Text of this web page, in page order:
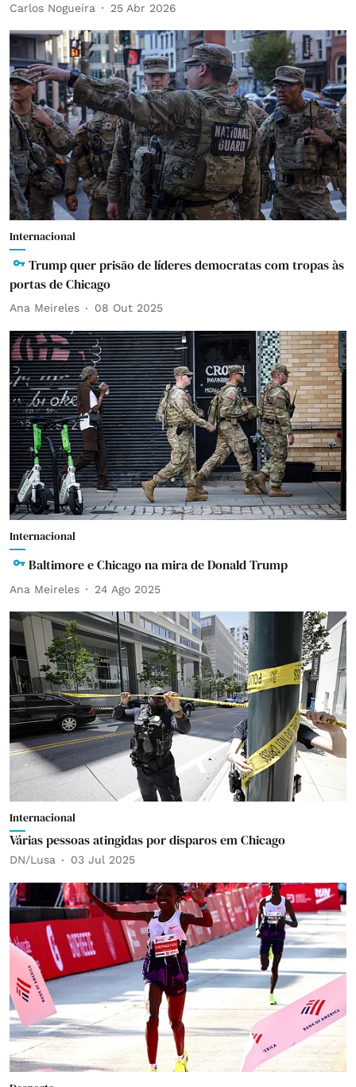
Carlos Nogueira 25 Abr 2026
Internacional
Trump quer prisão de líderes democratas com tropas às
portas de Chicago
Ana Meireles 08 Out 2025
Internacional
Baltimore e Chicago na mira de Donald Trump
Ana Meireles 24 Ago 2025
Internacional
Várias pessoas atingidas por disparos em Chicago
DN/Lusa 03 Jul 2025